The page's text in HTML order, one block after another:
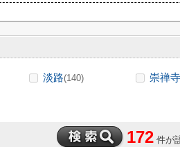
淡路(140) 崇禅寺
172 件が